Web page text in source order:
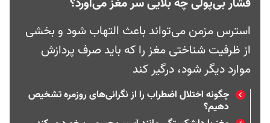
استرس مزمن می‌تواند باعث التهاب شود و بخشی
از ظرفیت شناختی مغز را که باید صرف پردازش‌
موارد دیگر شود، درگیر کند
چگونه اختلال اضطراب را از نگرانی‌های روزمره تشخیص
دهیم؟